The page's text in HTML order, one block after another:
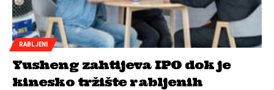
RABLJENI
Yusheng zahtijeva IPO dok je
kinesko tržište rabljenih